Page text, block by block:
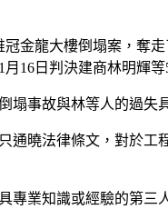
金龍大樓倒塌案，奪
16日判決建商林明輝
塌事故與林等人的過失
通曉法律條文，對於
專業知識或經驗的第三